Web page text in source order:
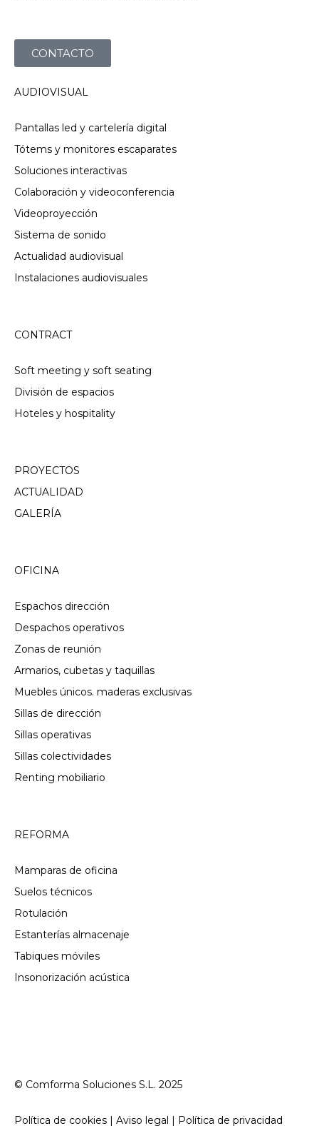
CONTACTO
AUDIOVISUAL
Pantallas led y cartelería digital
Tótems y monitores escaparates
Soluciones interactivas
Colaboración y videoconferencia
Videoproyección
Sistema de sonido
Actualidad audiovisual
Instalaciones audiovisuales
CONTRACT
Soft meeting y soft seating
División de espacios
Hoteles y hospitality
PROYECTOS
ACTUALIDAD
GALERÍA
OFICINA
Espachos dirección
Despachos operativos
Zonas de reunión
Armarios, cubetas y taquillas
Muebles únicos. maderas exclusivas
Sillas de dirección
Sillas operativas
Sillas colectividades
Renting mobiliario
REFORMA
Mamparas de oficina
Suelos técnicos
Rotulación
Estanterías almacenaje
Tabiques móviles
Insonorización acústica
© Comforma Soluciones S.L. 2025
Política de cookies | Aviso legal | Política de privacidad